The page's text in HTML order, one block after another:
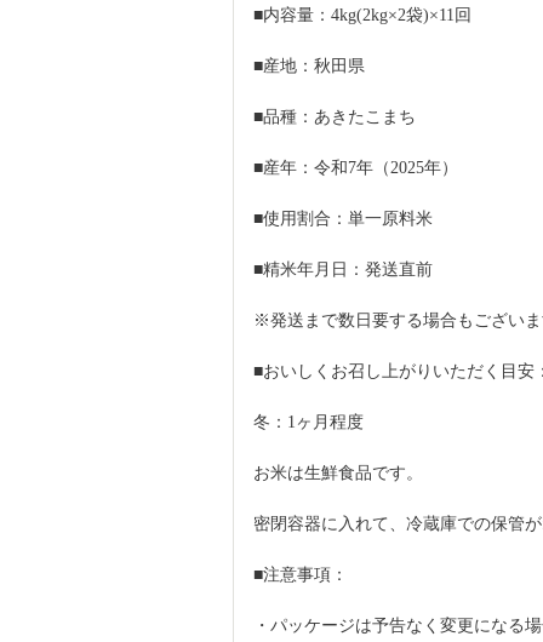
■内容量：4kg(2kg×2袋)×11回
■産地：秋田県
■品種：あきたこまち
■産年：令和7年（2025年）
■使用割合：単一原料米
■精米年月日：発送直前
※発送まで数日要する場合もございま
■おいしくお召し上がりいただく目安
冬：1ヶ月程度
お米は生鮮食品です。
密閉容器に入れて、冷蔵庫での保管が
■注意事項：
・パッケージは予告なく変更になる